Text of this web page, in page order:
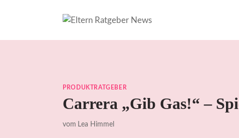
PRODUKTRATGEBER
Carrera „Gib Gas!“ –
vom Lea Himmel